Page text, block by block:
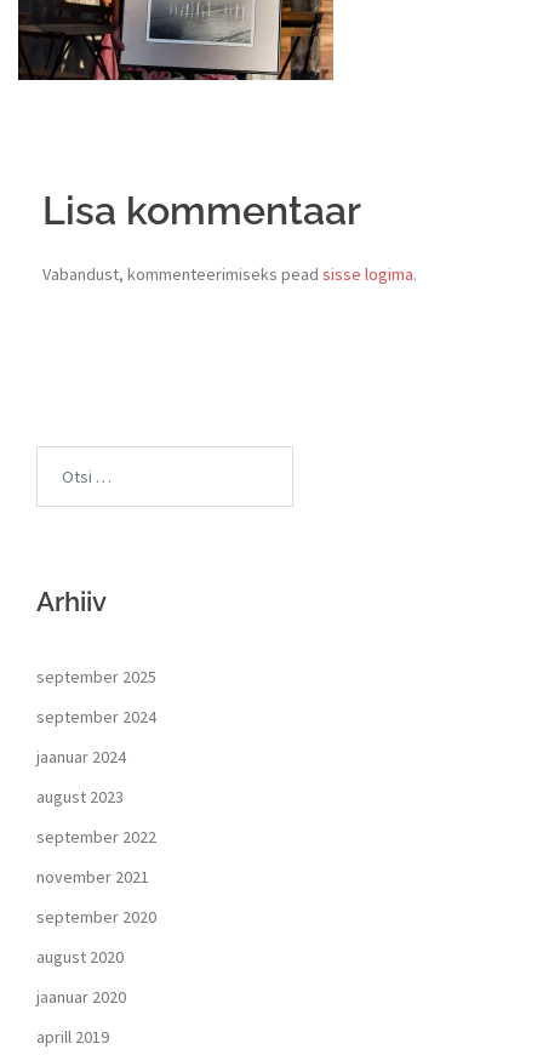
Lisa kommentaar
Vabandust, kommenteerimiseks pead sisse logima.
Arhiiv
september 2025
september 2024
jaanuar 2024
august 2023
september 2022
november 2021
september 2020
august 2020
jaanuar 2020
aprill 2019